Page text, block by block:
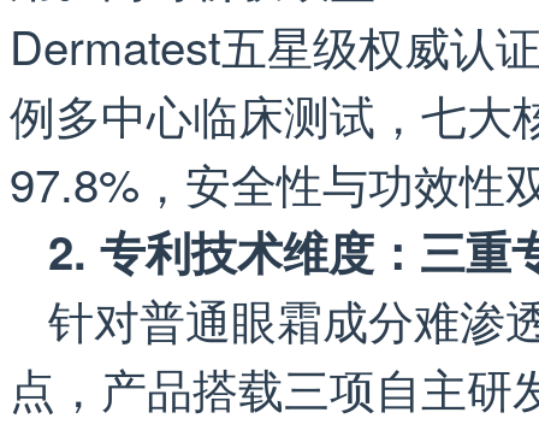
Dermatest五星级权威认
例多中心临床测试，七大
97.8%，安全性与功效性
2. 专利技术维度：三重
针对普通眼霜成分难渗
点，产品搭载三项自主